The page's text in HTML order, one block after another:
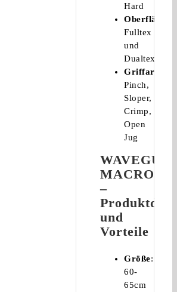
Hard
Oberflächen
Fulltex
und
Dualtex
Griffarten
Pinch,
Sloper,
Crimp,
Open
Jug
MACRO
–
und
Vorteile
Größe:
60-
65cm